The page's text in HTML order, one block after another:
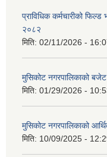
प्राविधिक कर्मचारीको फिल्ड
२०८२
मिति: 02/11/2026 -
मुसिकोट नगरपालिकाको
मिति: 01/29/2026 -
मुसिकोट नगरपालिकाको
मिति: 10/09/2025 -